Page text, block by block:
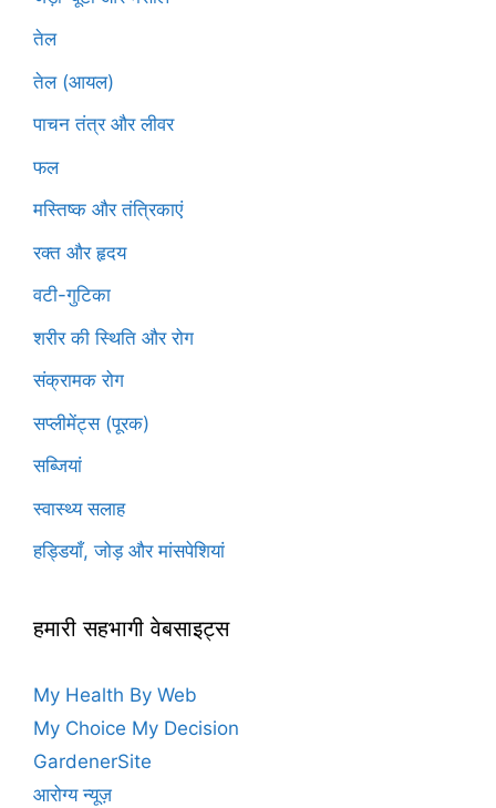
तेल
तेल (आयल)
पाचन तंत्र और लीवर
फल
मस्तिष्क और तंत्रिकाएं
रक्त और हृदय
वटी-गुटिका
शरीर की स्थिति और रोग
संक्रामक रोग
सप्लीमेंट्स (पूरक)
सब्जियां
स्वास्थ्य सलाह
हड्डियाँ, जोड़ और मांसपेशियां
हमारी सहभागी वेबसाइट्स
My Health By Web
My Choice My Decision
GardenerSite
आरोग्य न्यूज़